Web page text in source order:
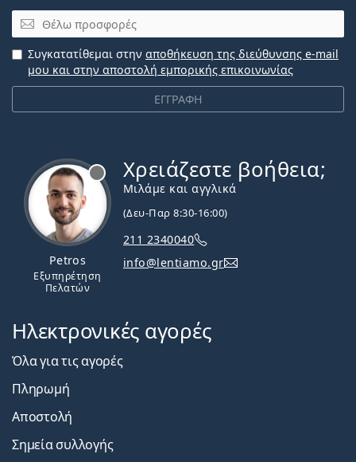
Email
ΕΓΓΡΑΦΗ
Συγκατατίθεμαι στην αποθήκευση της διεύθυνσης e-mail
μου και στην αποστολή εμπορικής επικοινωνίας
Petros
Εξυπηρέτηση
Πελατών
Χρειάζεστε βοήθεια;
Μιλάμε και αγγλικά
(Δευ-Παρ 8:30-16:00)
211 2340040
info@lentiamo.gr
Ηλεκτρονικές αγορές
Όλα για τις αγορές
Πληρωμή
Αποστολή
Σημεία συλλογής